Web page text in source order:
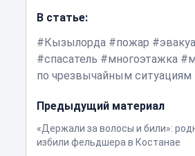
В статье:
Кызылорда
пожар
спасатель
многоэтажка
по чрезвычайным ситуациям
Предыдущий материал
«Держали за волосы и били»:
избили фельдшера в Костанае